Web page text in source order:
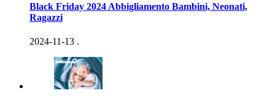
Black Friday 2024 Abbigliamento Bambini, Neonati,
Ragazzi
2024-11-13 .